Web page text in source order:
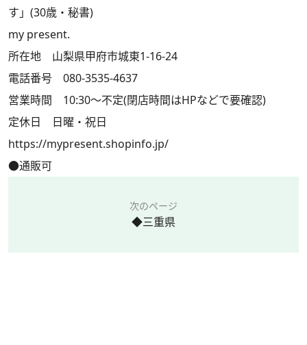
す」(30歳・秘書)
my present.
所在地 山梨県甲府市城東1-16-24
電話番号 080-3535-4637
営業時間 10:30～不定(閉店時間はHPなどで要確認)
定休日 日曜・祝日
https://mypresent.shopinfo.jp/
●通販可
次のページ
◆三重県